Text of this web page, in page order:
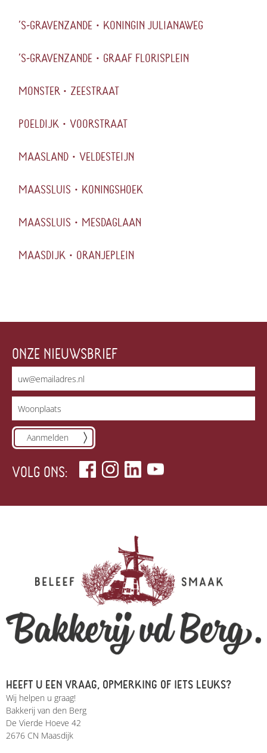
’S-GRAVENZANDE • KONINGIN JULIANAWEG
’S-GRAVENZANDE • GRAAF FLORISPLEIN
MONSTER • ZEESTRAAT
POELDIJK • VOORSTRAAT
MAASLAND • VELDESTEIJN
MAASSLUIS • KONINGSHOEK
MAASSLUIS • MESDAGLAAN
MAASDIJK • ORANJEPLEIN
ONZE NIEUWSBRIEF
Aanmelden
VOLG ONS:
HEEFT U EEN VRAAG, OPMERKING OF IETS LEUKS?
Wij helpen u graag!
Bakkerij van den Berg
De Vierde Hoeve 42
2676 CN Maasdijk